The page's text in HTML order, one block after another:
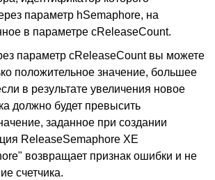
параметр hSemaphore, на
в параметре cReleaseCount.
параметр cReleaseCount вы можете
положительное значение, большее
в результате увеличения новое
должно будет превысить
заданное при создании
ReleaseSemaphore XE
возвращает признак ошибки и не
счетчика.